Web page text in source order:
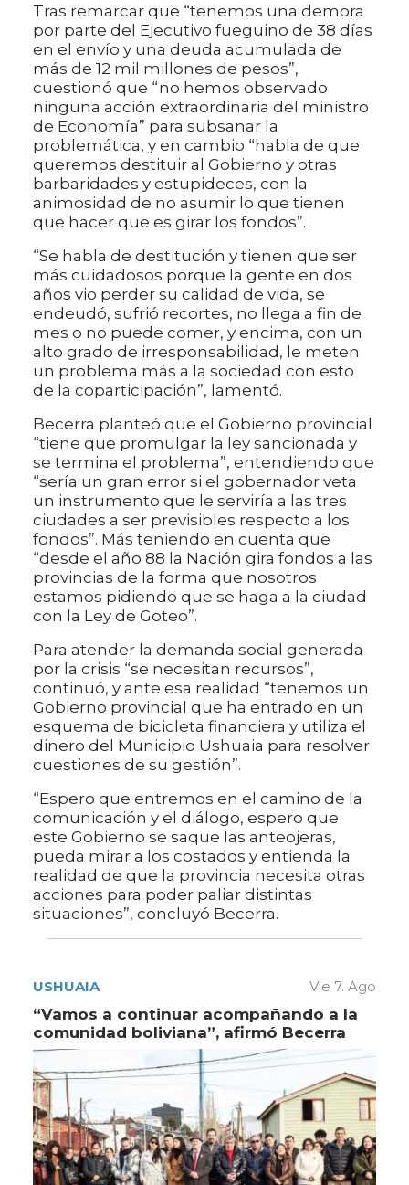
Tras remarcar que “tenemos una demora
por parte del Ejecutivo fueguino de 38 días
en el envío y una deuda acumulada de
más de 12 mil millones de pesos”,
cuestionó que “no hemos observado
ninguna acción extraordinaria del ministro
de Economía” para subsanar la
problemática, y en cambio “habla de que
queremos destituir al Gobierno y otras
barbaridades y estupideces, con la
animosidad de no asumir lo que tienen
que hacer que es girar los fondos”.
“Se habla de destitución y tienen que ser
más cuidadosos porque la gente en dos
años vio perder su calidad de vida, se
endeudó, sufrió recortes, no llega a fin de
mes o no puede comer, y encima, con un
alto grado de irresponsabilidad, le meten
un problema más a la sociedad con esto
de la coparticipación”, lamentó.
Becerra planteó que el Gobierno provincial
“tiene que promulgar la ley sancionada y
se termina el problema”, entendiendo que
“sería un gran error si el gobernador veta
un instrumento que le serviría a las tres
ciudades a ser previsibles respecto a los
fondos”. Más teniendo en cuenta que
“desde el año 88 la Nación gira fondos a las
provincias de la forma que nosotros
estamos pidiendo que se haga a la ciudad
con la Ley de Goteo”.
Para atender la demanda social generada
por la crisis “se necesitan recursos”,
continuó, y ante esa realidad “tenemos un
Gobierno provincial que ha entrado en un
esquema de bicicleta financiera y utiliza el
dinero del Municipio Ushuaia para resolver
cuestiones de su gestión”.
“Espero que entremos en el camino de la
comunicación y el diálogo, espero que
este Gobierno se saque las anteojeras,
pueda mirar a los costados y entienda la
realidad de que la provincia necesita otras
acciones para poder paliar distintas
situaciones”, concluyó Becerra.
USHUAIA Vie 7. Ago
“Vamos a continuar acompañando a la
comunidad boliviana”, afirmó Becerra